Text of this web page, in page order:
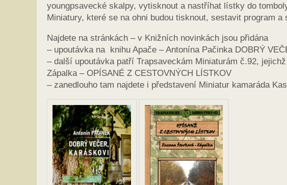
youngpsavecké skalpy, vytisknout a nastříhat lístky do
Miniatury, které se na ohni budou tisknout, sestavit program
Najdete na stránkách – v Knižních novinkách jsou přidána
– upoutávka na knihu Apače – Antonína Pačinka DOBRÝ
– další upoutávka patří Trapsaveckám Miniaturám č.92,
Zápalka – OPÍSANÉ Z CESTOVNÝCH LÍSTKOV
– zanedlouho tam najdete i představení Miniatur kamaráda